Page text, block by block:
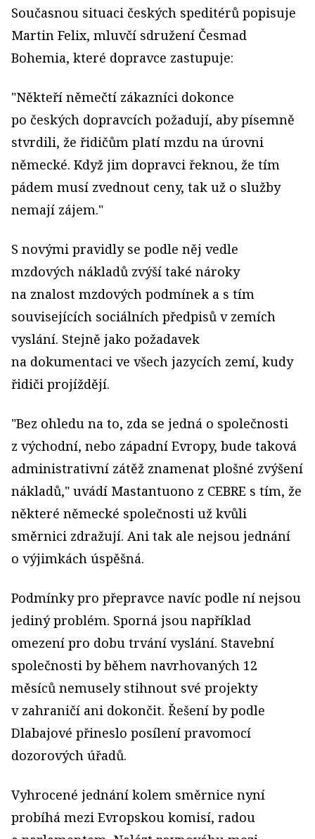
Současnou situaci českých speditérů popisuje
Martin Felix, mluvčí sdružení Česmad
Bohemia, které dopravce zastupuje:
"Někteří němečtí zákazníci dokonce
po českých dopravcích požadují, aby písemně
stvrdili, že řidičům platí mzdu na úrovni
německé. Když jim dopravci řeknou, že tím
pádem musí zvednout ceny, tak už o služby
nemají zájem."
S novými pravidly se podle něj vedle
mzdových nákladů zvýší také nároky
na znalost mzdových podmínek a s tím
souvisejících sociálních předpisů v zemích
vyslání. Stejně jako požadavek
na dokumentaci ve všech jazycích zemí, kudy
řidiči projíždějí.
"Bez ohledu na to, zda se jedná o společnosti
z východní, nebo západní Evropy, bude taková
administrativní zátěž znamenat plošné zvýšení
nákladů," uvádí Mastantuono z CEBRE s tím, že
některé německé společnosti už kvůli
směrnici zdražují. Ani tak ale nejsou jednání
o výjimkách úspěšná.
Podmínky pro přepravce navíc podle ní nejsou
jediný problém. Sporná jsou například
omezení pro dobu trvání vyslání. Stavební
společnosti by během navrhovaných 12
měsíců nemusely stihnout své projekty
v zahraničí ani dokončit. Řešení by podle
Dlabajové přineslo posílení pravomocí
dozorových úřadů.
Vyhrocené jednání kolem směrnice nyní
probíhá mezi Evropskou komisí, radou